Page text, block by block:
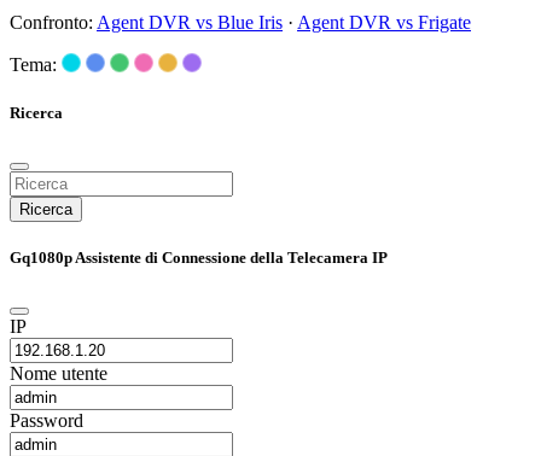
Confronto: Agent DVR vs Blue Iris · Agent DVR vs Frigate
Tema:
Ricerca
Ricerca
Gq1080p Assistente di Connessione della Telecamera IP
IP
Nome utente
Password